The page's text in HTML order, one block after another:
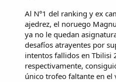
Al N°1 del ranking y ex
ajedrez, el noruego
ya no le quedan
desafíos atrayentes por
intentos fallidos en Tbilisi
respectivamente,
único trofeo faltante en el